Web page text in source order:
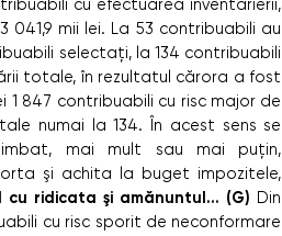
cu efectuarea inventarierii,
mii lei. La 53 contribuabili au
selectaţi, la 134 contribuabili
totale, în rezultatul cărora a fost
1 847 contribuabili cu risc major de
numai la 134. În acest sens se
mai mult sau mai puţin,
şi achita la buget impozitele,
cu ridicata şi amănuntul... (G) Din
cu risc sporit de neconformare